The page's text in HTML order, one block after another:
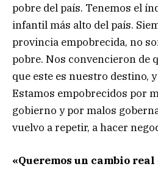
pobre del país. Tenemos el
infantil más alto del país.
provincia empobrecida, no
pobre. Nos convencieron de
que este es nuestro destino,
Estamos empobrecidos por
gobierno y por malos
vuelvo a repetir, a hacer
«Queremos un cambio